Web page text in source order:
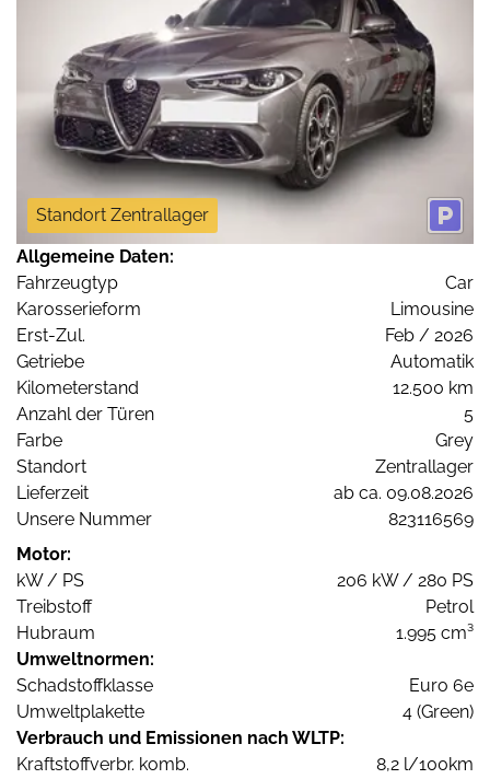
Standort Zentrallager
Allgemeine Daten:
Fahrzeugtyp
Car
Karosserieform
Limousine
Erst-Zul.
Feb / 2026
Getriebe
Automatik
Kilometerstand
12.500 km
Anzahl der Türen
5
Farbe
Grey
Standort
Zentrallager
Lieferzeit
ab ca. 09.08.2026
Unsere Nummer
823116569
Motor:
kW / PS
206 kW / 280 PS
Treibstoff
Petrol
Hubraum
1.995 cm³
Umweltnormen:
Schadstoffklasse
Euro 6e
Umweltplakette
4 (Green)
Verbrauch und Emissionen nach WLTP:
Kraftstoffverbr. komb.
8,2 l/100km